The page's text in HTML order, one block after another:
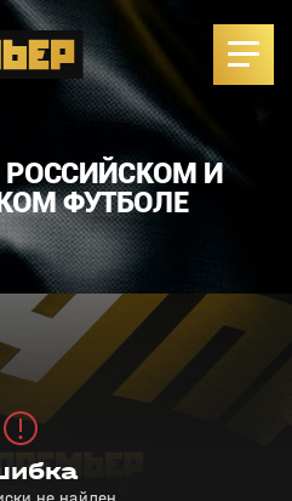
РОССИЙСКОМ И
ФУТБОЛЕ